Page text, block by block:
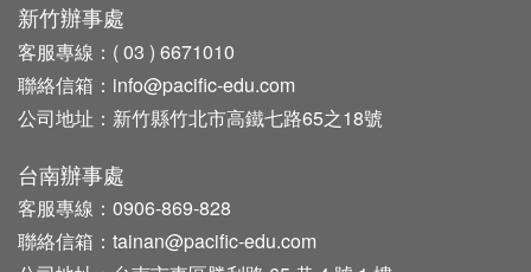
新竹辦事處
客服專線： ( 03 ) 6671010
聯絡信箱： info@pacific-edu.com
公司地址： 新竹縣竹北市高鐵七路65之18號
台南辦事處
客服專線： 0906-869-828
聯絡信箱： tainan@pacific-edu.com